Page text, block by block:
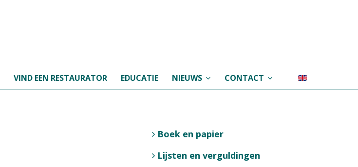
VIND EEN RESTAURATOR EDUCATIE NIEUWS CONTACT
Boek en papier
Lijsten en verguldingen